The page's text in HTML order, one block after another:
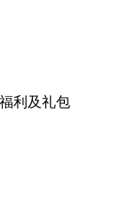
福利 及礼包